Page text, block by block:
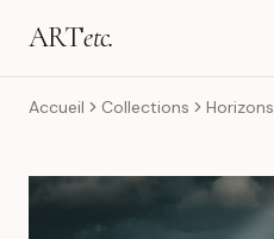
ARTetc.
Accueil Collections Horizons